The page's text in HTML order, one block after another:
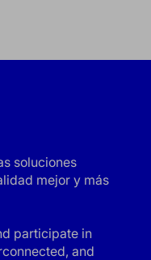
soluciones
mejor y más
participate in
and